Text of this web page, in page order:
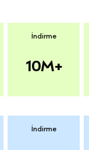
İndirme
10M+
İndirme